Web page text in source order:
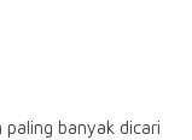
banyak dicari